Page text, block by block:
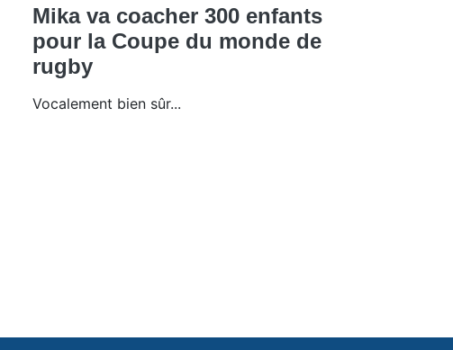
Mika va coacher 300 enfants
pour la Coupe du monde de
rugby
Vocalement bien sûr...